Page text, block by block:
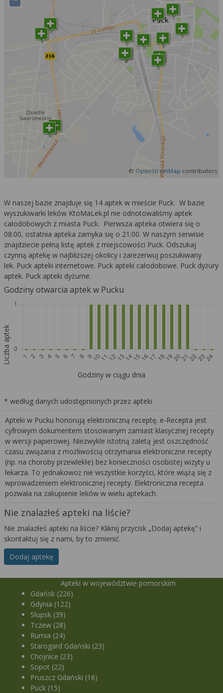
© OpenStreetMap contributors
W naszej bazie znajduje się 14 aptek w mieście Puck. W bazie
wyszukiwarki leków KtoMaLek.pl nie odnotowaliśmy aptek
całodobowych z miasta Puck. Pierwsza apteka otwiera się o
08:00, ostatnia apteka zamyka się o 21:00. W naszym serwisie
znajdziecie pełną listę aptek z miejscowości Puck. Odszukaj
czynną aptekę w najbliższej okolicy i zarezerwuj poszukiwany
lek. Puck apteki internetowe. Puck apteki całodobowe. Puck dyżury
aptek. Puck apteki dyżurne.
Godziny otwarcia aptek w Pucku
Liczba aptek
Godziny w ciągu dnia
* według danych udostępnionych przez apteki
Apteki w Pucku honorują elektroniczną receptę. e-Recepta jest
cyfrowym dokumentem stosowanym zamiast klasycznej recepty
w wersji papierowej. Niezwykle istotną zaletą jest oszczędność
czasu związana z możliwością otrzymania elektroniczne recepty
(np. na choroby przewlekłe) bez konieczności osobistej wizyty u
lekarza. To jednakowoż nie wszystkie korzyści, które wiążą się z
wprowadzeniem elektronicznej recepty. Elektroniczna recepta
pozwala na zakupienie leków w wielu aptekach.
Nie znalazłeś apteki na liście?
Nie znalazłeś apteki na liście? Kliknij przycisk „Dodaj aptekę” i
skontaktuj się z nami, by to zmienić.
Dodaj aptekę
Apteki w województwie pomorskim
Gdańsk (226)
Gdynia (122)
Słupsk (39)
Tczew (28)
Rumia (24)
Starogard Gdański (23)
Chojnice (23)
Sopot (22)
Pruszcz Gdański (16)
Puck (15)